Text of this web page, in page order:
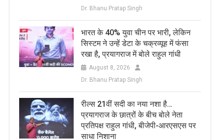
Dr. Bhanu Pratap Singh
भारत के 40% युवा चीन पर भारी, लेकिन
सिस्टम ने उन्हें डेटा के चक्रव्यूह में फंसा
रखा है, प्रयागराज में बोले राहुल गांधी
August 8, 2026
Dr. Bhanu Pratap Singh
रील्स 21वीं सदी का नया नशा है…
प्रयागराज के छात्रों के बीच बोले नेता
प्रतिपक्ष राहुल गांधी, बीजेपी-आरएसएस पर
साधा निशाना